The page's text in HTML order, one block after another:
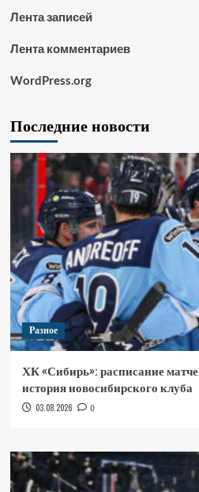
Лента записей
Лента комментариев
WordPress.org
Последние новости
Разное
ХК «Сибирь»: расписание
история новосибирского клуба
03.08.2026 0